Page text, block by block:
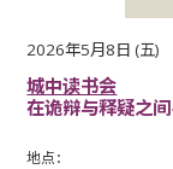
2026年5月8日 (五)
城中读书会
在诡辩与释疑之
地点：